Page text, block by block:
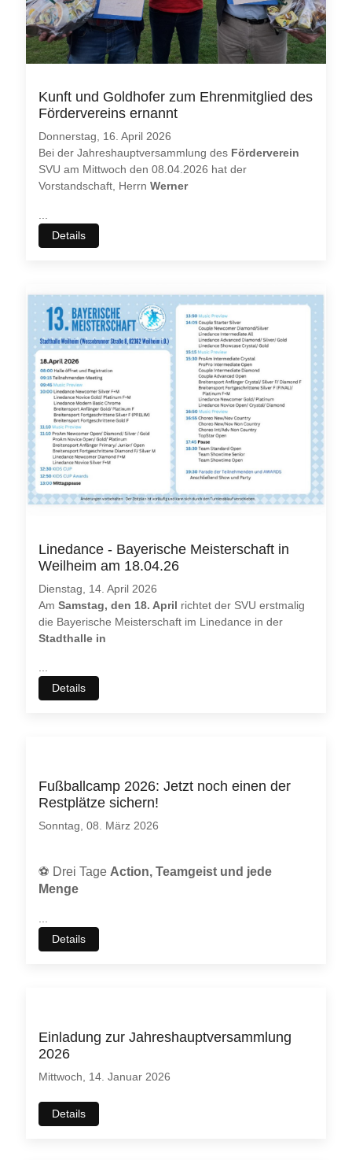
Kunft und Goldhofer zum Ehrenmitglied des
Fördervereins ernannt
Donnerstag, 16. April 2026
Bei der Jahreshauptversammlung des Förderverein
SVU am Mittwoch den 08.04.2026 hat der
Vorstandschaft, HerrnWerner
...
Details
Linedance - Bayerische Meisterschaft in
Weilheim am 18.04.26
Dienstag, 14. April 2026
AmSamstag, den 18. April richtet der SVU erstmalig
die Bayerische Meisterschaft im Linedance in der
Stadthalle in
Details
Fußballcamp 2026: Jetzt noch einen der
Restplätze sichern!
Sonntag, 08. März 2026
⚽ Drei Tage Action, Teamgeist und jede
Menge
Details
Einladung zur Jahreshauptversammlung
2026
Mittwoch, 14. Januar 2026
Details
möchten. Bitte beachten Sie dabei auch, dass bei einer
Ablehnung womöglichnicht mehr alle Funktionalitätendieser
Webseite zur Verfügung stehen.
Weitere Informationen |Impressum